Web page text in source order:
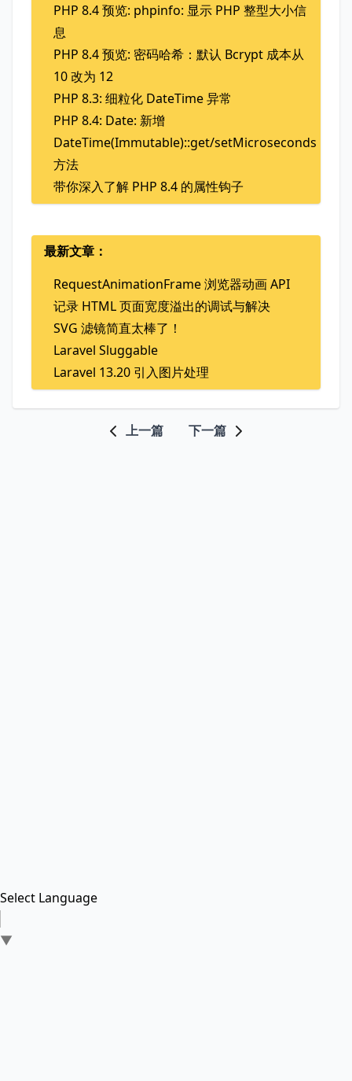
PHP 8.4 预览: phpinfo: 显示 PHP 整型大小信
息
PHP 8.4 预览: 密码哈希：默认 Bcrypt 成本从
10 改为 12
PHP 8.3: 细粒化 DateTime 异常
PHP 8.4: Date: 新增
DateTime(Immutable)::get/setMicroseconds
方法
带你深入了解 PHP 8.4 的属性钩子
最新文章：
RequestAnimationFrame 浏览器动画 API
记录 HTML 页面宽度溢出的调试与解决
SVG 滤镜简直太棒了！
Laravel Sluggable
Laravel 13.20 引入图片处理
上一篇 下一篇
Select Language
▼